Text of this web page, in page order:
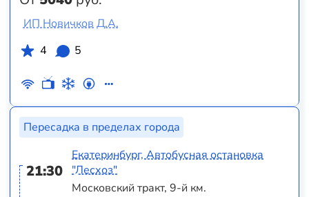
ИП Новичков Д.А.
4
5
Пересадка в пределах города
21:30
Екатеринбург, Автобусная остановка
"Лесхоз"
Московский тракт, 9-й км.